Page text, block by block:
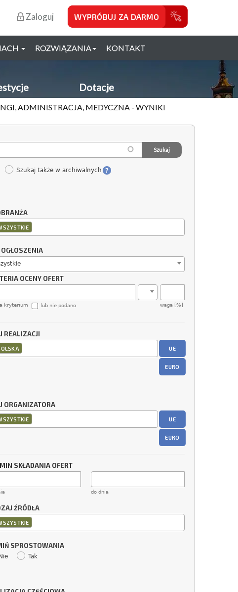
Zaloguj WYPRÓBUJ ZA DARMO
ROZWIĄZANIA KONTAKT
Dotacje
ADMINISTRACJA, MEDYCZNA - WYNIKI
Szukaj także w archiwalnych
OCENY OFERT
kryterium waga [%]
lub nie podano
REALIZACJI
UE
EURO
ORGANIZATORA
UE
EURO
SKŁADANIA OFERT
do dnia
ŹRÓDŁA
SPROSTOWANIA
Nie Tak